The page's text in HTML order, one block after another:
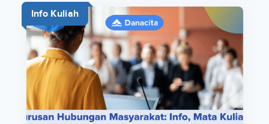
Info Kuliah